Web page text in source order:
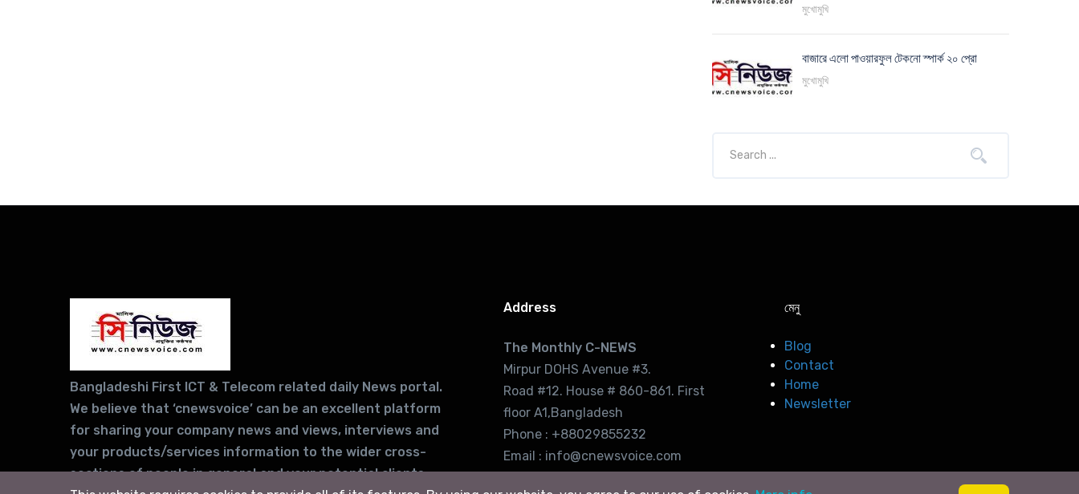
মুখোমুখি
বাজারে এলো পাওয়ারফুল টেকনো স্পার্ক ২০ প্রো
মুখোমুখি
Bangladeshi First ICT & Telecom related daily News portal.
We believe that ‘cnewsvoice’ can be an excellent platform
for sharing your company news and views, interviews and
your products/services information to the wider cross-
sections of people in general and your potential clients
Address
The Monthly C-NEWS
Mirpur DOHS Avenue #3.
Road #12. House # 860-861. First
floor A1,Bangladesh
Phone : +88029855232
Email : info@cnewsvoice.com
মেনু
Blog
Contact
Home
Newsletter